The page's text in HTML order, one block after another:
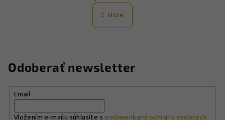
l
á
i
v
n
k
o
i
e
Hore
Odoberať newsletter
Email
Vložením e-mailu súhlasíte spodmienkami ochrany osobných